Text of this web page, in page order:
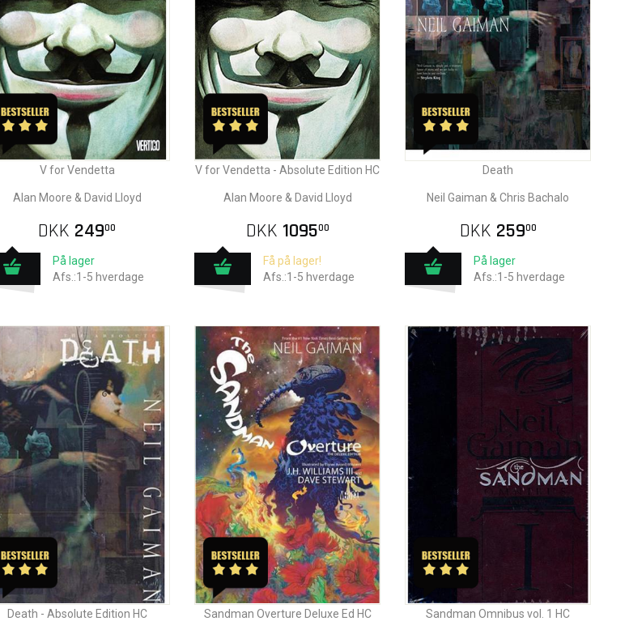
V for Vendetta
Alan Moore & David Lloyd
DKK 24900
På lager
Afs.:1-5 hverdage
V for Vendetta - Absolute Edition HC
Alan Moore & David Lloyd
DKK 109500
Få på lager!
Afs.:1-5 hverdage
Death
Neil Gaiman & Chris Bachalo
DKK 25900
På lager
Afs.:1-5 hverdage
Death - Absolute Edition HC Sandman Overture Deluxe Ed HC Sandman Omnibus vol. 1 HC